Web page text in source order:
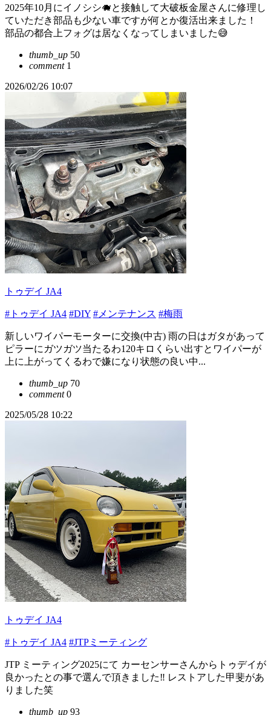
2025年10月にイノシシ🐗と接触して大破板金屋さんに修理し
ていただき部品も少ない車ですが何とか復活出来ました！
部品の都合上フォグは居なくなってしまいました😅
thumb_up 50
comment1
2026/02/26 10:07
トゥデイ JA4
#トゥデイ JA4 #DIY #メンテナンス #梅雨
新しいワイパーモーターに交換(中古) 雨の日はガタがあって
ピラーにガツガツ当たるわ120キロくらい出すとワイパーが
上に上がってくるわで嫌になり状態の良い中...
thumb_up 70
comment0
2025/05/28 10:22
トゥデイ JA4
#トゥデイ JA4 #JTPミーティング
JTP ミーティング2025にて カーセンサーさんからトゥデイが
良かったとの事で選んで頂きました‼️ レストアした甲斐があ
りました笑
thumb_up 93